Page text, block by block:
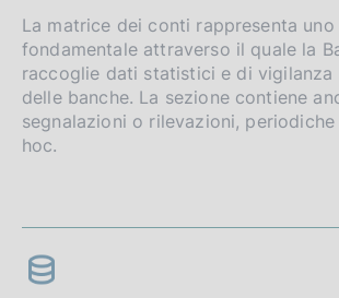
La matrice dei conti rappresenta
fondamentale attraverso il quale la
raccoglie dati statistici e di vigilanza
delle banche. La sezione contiene
segnalazioni o rilevazioni,
hoc.